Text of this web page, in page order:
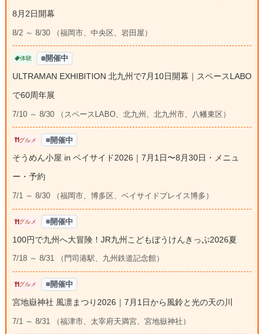
8月2日開幕
8/2 ～ 8/30 （福岡市、中央区、岩田屋）
体験 開催中
ULTRAMAN EXHIBITION 北九州で7月10日開幕｜スペースLABO
で60周年展
7/10 ～ 8/30 （スペースLABO、北九州、北九州市、八幡東区）
グルメ 開催中
そうめん小屋 in ベイサイド2026｜7月1日〜8月30日・メニュ
ー・予約
7/1 ～ 8/30 （福岡市、博多区、ベイサイドプレイス博多）
グルメ 開催中
100円で九州へ大冒険！JR九州こどもぼうけんきっぷ2026夏
7/18 ～ 8/31 （門司港駅、九州鉄道記念館）
グルメ 開催中
宮地嶽神社 風凛まつり2026｜7月1日から風鈴と光の天の川
7/1 ～ 8/31 （福津市、太宰府天満宮、宮地嶽神社）